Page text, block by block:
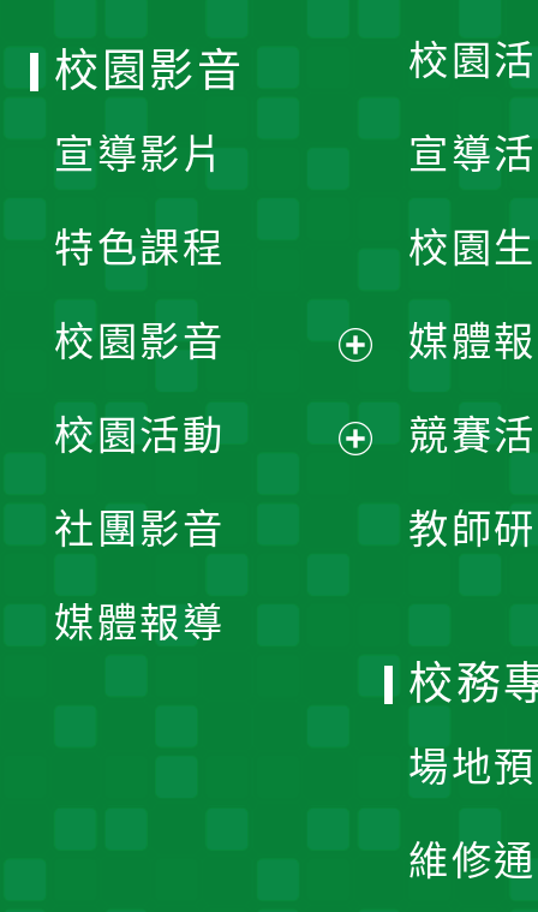
校園
宣導
校園
媒體
競賽
教師
校園影音
宣導影片
特色課程
校園影音
開
校園活動
社團影音
媒體報導
校務
場地
維修